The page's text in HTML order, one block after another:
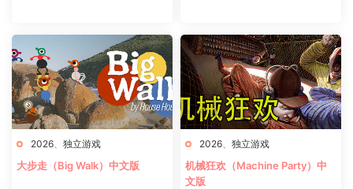
2026 独立游戏
大步走（Big Walk）中文版
2026 独立游戏
机械狂欢（Machine Party）中
文版